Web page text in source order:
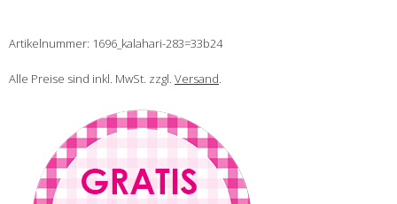
Artikelnummer: 1696_kalahari-283=33b24
Alle Preise sind inkl. MwSt. zzgl. Versand.